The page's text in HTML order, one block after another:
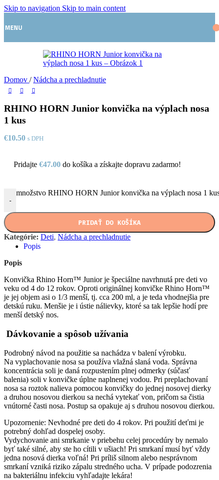
Skip to navigation Skip to main content
MENU
Domov / Nádcha a prechladnutie
RHINO HORN Junior konvička na výplach nosa
1 kus
€10.50 s DPH
Pridajte €47.00 do košíka a získajte dopravu zadarmo!
-
množstvo RHINO HORN Junior konvička na výplach nosa 1
PRIDAŤ DO KOŠÍKA
Kategórie: Deti, Nádcha a prechladnutie
Popis
Popis
Konvička Rhino Horn™ Junior je špeciálne navrhnutá pre deti vo
veku od 4 do 12 rokov. Oproti originálnej konvičke Rhino Horn™
je jej objem asi o 1/3 menší, tj. cca 200 ml, a je teda vhodnejšia pre
detskú ruku. Menšie je i ústie nálievky, ktoré sa tak lepšie hodí pre
menší detský nos.
Dávkovanie a spôsob užívania
Podrobný návod na použitie sa nachádza v balení výrobku.
Na vyplachovanie nosa sa používa vlažná slaná voda. Správna
koncentrácia soli je daná rozpustením plnej odmerky (súčasť
balenia) soli v konvičke úplne naplnenej vodou. Pri preplachovaní
nosa sa roztok nalieva pomocou konvičky do jednej nosovej dierky
a druhou nosovou dierkou sa nechá vytekať von, pričom sa čistia
vnútorné časti nosa. Postup sa opakuje aj s druhou nosovou dierkou.
Upozornenie: Nevhodné pre deti do 4 rokov. Pri použití deťmi je
potrebný dohľad dospelej osoby.
Vydychovanie ani smrkanie v priebehu celej procedúry by nemalo
byť také silné, aby ste ho cítili v ušiach! Pri smrkaní musí byť vždy
jedna nosová dierka voľná! Pri príliš silnom alebo nesprávnom
smrkaní vzniká riziko zápalu stredného ucha. V prípade podozrenia
na bakteriálnu infekciu vyhľadajte lekára!